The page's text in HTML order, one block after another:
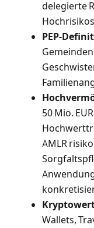
delegierte
PEP-
50 Mio.
AMLR
Wallets,